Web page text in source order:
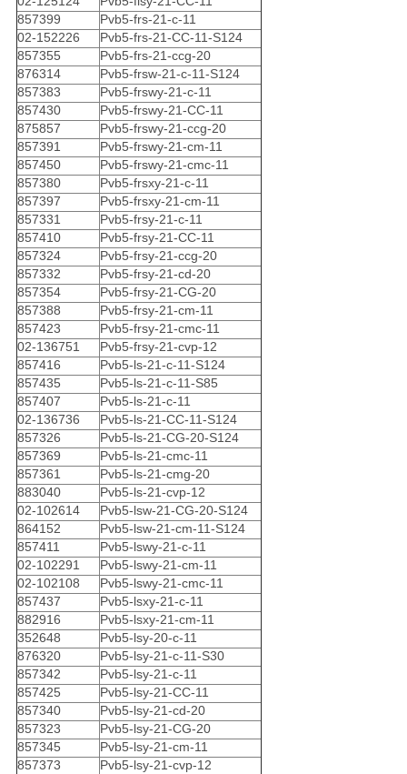
857399
Pvb5-frs-21-c-11
02-152226
Pvb5-frs-21-CC-11-S124
857355
Pvb5-frs-21-ccg-20
876314
Pvb5-frsw-21-c-11-S124
857383
Pvb5-frswy-21-c-11
857430
Pvb5-frswy-21-CC-11
875857
Pvb5-frswy-21-ccg-20
857391
Pvb5-frswy-21-cm-11
857450
Pvb5-frswy-21-cmc-11
857380
Pvb5-frsxy-21-c-11
857397
Pvb5-frsxy-21-cm-11
857331
Pvb5-frsy-21-c-11
857410
Pvb5-frsy-21-CC-11
857324
Pvb5-frsy-21-ccg-20
857332
Pvb5-frsy-21-cd-20
857354
Pvb5-frsy-21-CG-20
857388
Pvb5-frsy-21-cm-11
857423
Pvb5-frsy-21-cmc-11
02-136751
Pvb5-frsy-21-cvp-12
857416
Pvb5-ls-21-c-11-S124
857435
Pvb5-ls-21-c-11-S85
857407
Pvb5-ls-21-c-11
02-136736
Pvb5-ls-21-CC-11-S124
857326
Pvb5-ls-21-CG-20-S124
857369
Pvb5-ls-21-cmc-11
857361
Pvb5-ls-21-cmg-20
883040
Pvb5-ls-21-cvp-12
02-102614
Pvb5-lsw-21-CG-20-S124
864152
Pvb5-lsw-21-cm-11-S124
857411
Pvb5-lswy-21-c-11
02-102291
Pvb5-lswy-21-cm-11
02-102108
Pvb5-lswy-21-cmc-11
857437
Pvb5-lsxy-21-c-11
882916
Pvb5-lsxy-21-cm-11
352648
Pvb5-lsy-20-c-11
876320
Pvb5-lsy-21-c-11-S30
857342
Pvb5-lsy-21-c-11
857425
Pvb5-lsy-21-CC-11
857340
Pvb5-lsy-21-cd-20
857323
Pvb5-lsy-21-CG-20
857345
Pvb5-lsy-21-cm-11
857373
Pvb5-lsy-21-cvp-12